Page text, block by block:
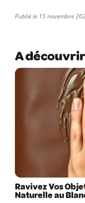
Publié le 15 novembre
A
Ravivez Vos
Naturelle au